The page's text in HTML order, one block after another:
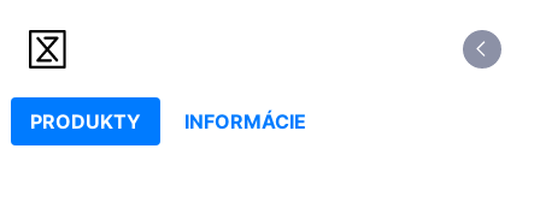
PRODUKTY INFORMÁCIE